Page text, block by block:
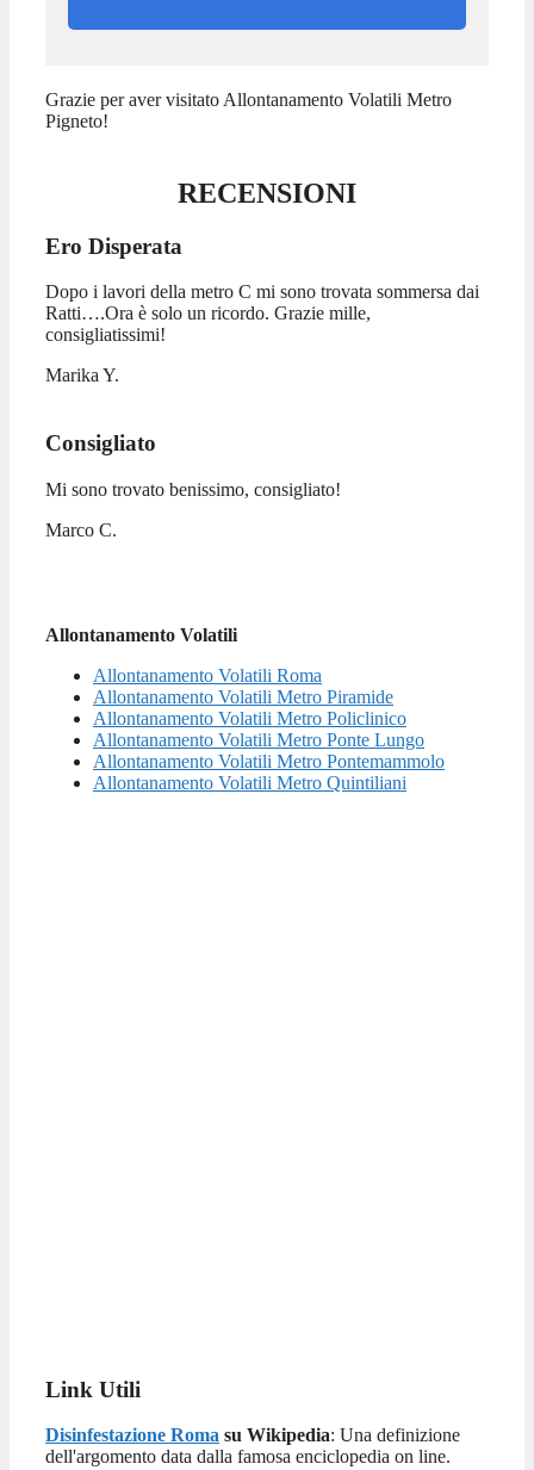
Grazie per aver visitato Allontanamento Volatili Metro
Pigneto!
RECENSIONI
Ero Disperata
Dopo i lavori della metro C mi sono trovata sommersa dai
Ratti….Ora è solo un ricordo. Grazie mille,
consigliatissimi!
Marika Y.
Consigliato
Mi sono trovato benissimo, consigliato!
Marco C.
Allontanamento Volatili
Allontanamento Volatili Roma
Allontanamento Volatili Metro Piramide
Allontanamento Volatili Metro Policlinico
Allontanamento Volatili Metro Ponte Lungo
Allontanamento Volatili Metro Pontemammolo
Allontanamento Volatili Metro Quintiliani
Link Utili
Disinfestazione Roma su Wikipedia: Una definizione
dell'argomento data dalla famosa enciclopedia on line.